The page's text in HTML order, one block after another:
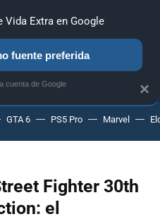
PC SONY NINTENDO
GTA 6 PS5 Pro Marvel
Fighter 30th
el
×
Vida Extra en Google
fuente preferida
cuenta de Google